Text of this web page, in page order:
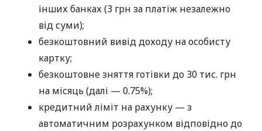
інших банках (3 грн за платіж незалежно
від суми);
безкоштовний вивід доходу на особисту
картку;
безкоштовне зняття готівки до 30 тис. грн
на місяць (далі — 0.75%);
кредитний ліміт на рахунку — з
автоматичним розрахунком відповідно до